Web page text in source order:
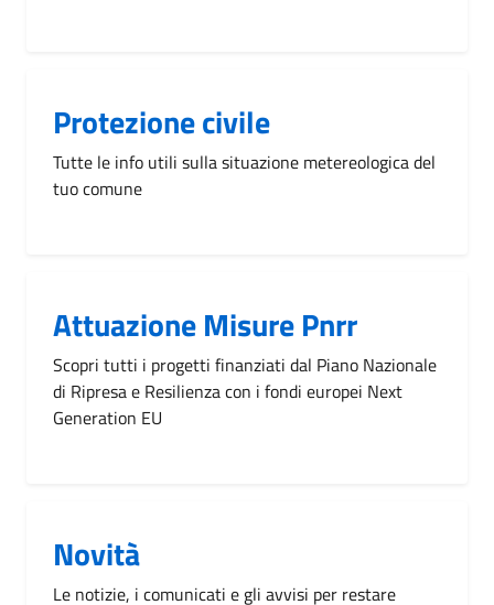
Protezione civile
Tutte le info utili sulla situazione metereologica del
tuo comune
Attuazione Misure Pnrr
Scopri tutti i progetti finanziati dal Piano Nazionale
di Ripresa e Resilienza con i fondi europei Next
Generation EU
Novità
Le notizie, i comunicati e gli avvisi per restare